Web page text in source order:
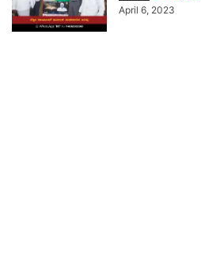
April 6, 2023